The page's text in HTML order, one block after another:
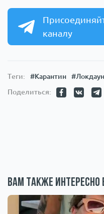
каналу
Теги: #Карантин #Локдаун
Поделиться:
Вам также интересно